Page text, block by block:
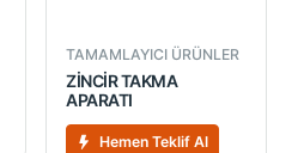
TAMAMLAYICI ÜRÜNLER
ZİNCİR TAKMA
APARATI
Hemen Teklif Al